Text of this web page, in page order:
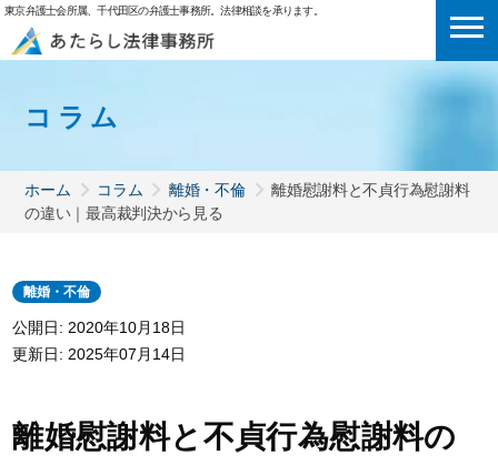
東京弁護士会所属、千代田区の弁護士事務所。法律相談を承ります。
コラム
ホーム コラム 離婚・不倫
離婚慰謝料と不貞行為慰謝料
の違い｜最高裁判決から見る
離婚・不倫
公開日: 2020年10月18日
更新日: 2025年07月14日
離婚慰謝料と不貞行為慰謝料の